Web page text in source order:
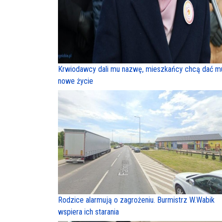
Krwiodawcy dali mu nazwę, mieszkańcy chcą dać
nowe życie
Rodzice alarmują o zagrożeniu. Burmistrz W.Wabik
wspiera ich starania